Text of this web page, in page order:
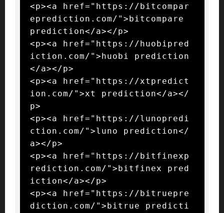
<p><a href="https://bitcompar
eprediction.com/">bitcompare
prediction</a></p>
<p><a href="https://huobipred
iction.com/">huobi prediction
</a></p>
<p><a href="https://xtpredict
ion.com/">xt prediction</a></
p>
<p><a href="https://lunopredi
ction.com/">luno prediction</
a></p>
<p><a href="https://bitfinexp
rediction.com/">bitfinex pred
iction</a></p>
<p><a href="https://bitruepre
diction.com/">bitrue predicti